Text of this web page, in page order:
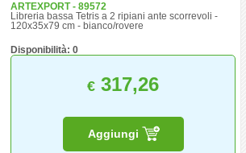
ARTEXPORT - 89572
Libreria bassa Tetris a 2 ripiani ante scorrevoli -
120x35x79 cm - bianco/rovere
Disponibilità: 0
€ 317,26
Aggiungi